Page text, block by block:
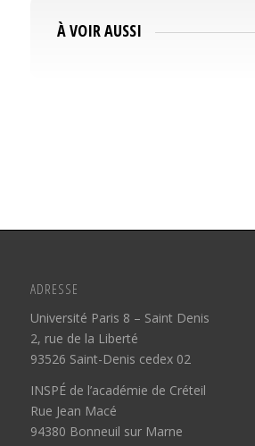
À VOIR AUSSI
ADRESSE
Université Paris 8 – Saint Denis
2, rue de la Liberté
93526 Saint-Denis cedex 02
INSPÉ de l’académie de Créteil
Rue Jean Macé
94380 Bonneuil sur Marne